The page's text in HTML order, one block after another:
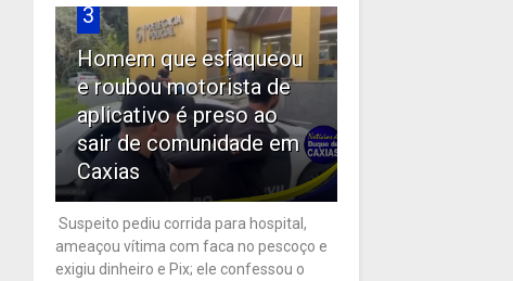
3
Homem que esfaqueou
e roubou motorista de
aplicativo é preso ao
sair de comunidade em
Caxias
Suspeito pediu corrida para hospital,
ameaçou vítima com faca no pescoço e
exigiu dinheiro e Pix; ele confessou o